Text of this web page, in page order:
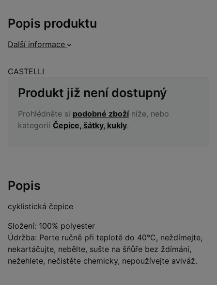
Popis produktu
Další informace
CASTELLI
Produkt již není dostupný
Prohlédněte si podobné zbožíníže, nebo
kategorii Čepice, šátky, kukly.
Popis
cyklistická čepice
Složení: 100% polyester
Údržba: Perte ručně při teplotě do 40°C, neždímejte,
nekartáčujte, nebělte, sušte na šňůře bez ždímání,
nežehlete, nečistěte chemicky, nepoužívejte aviváž.